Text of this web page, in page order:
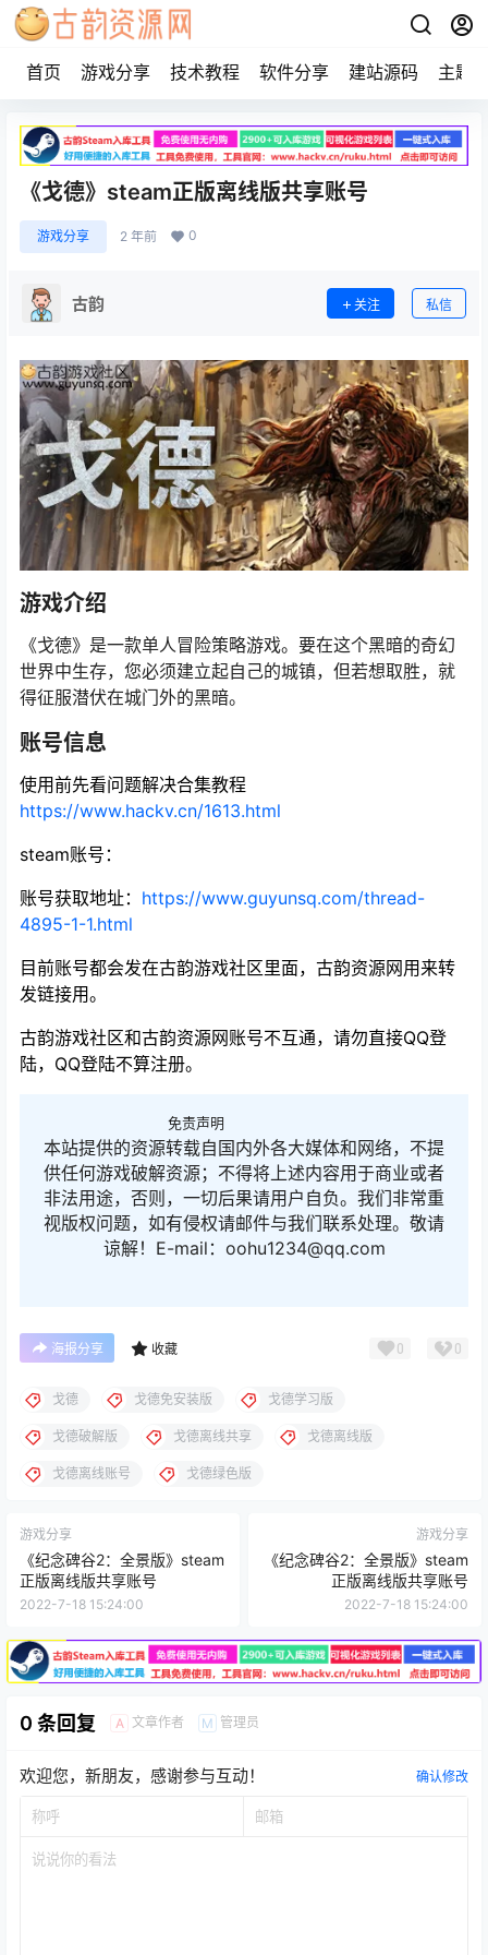
首页 游戏分享 技术教程 软件分享 建站源码 主题
《戈德》steam正版离线版共享账号
游戏分享 2 年前 0
古韵 关注 私信
游戏介绍
《戈德》是一款单人冒险策略游戏。要在这个黑暗的奇幻
世界中生存，您必须建立起自己的城镇，但若想取胜，就
得征服潜伏在城门外的黑暗。
账号信息
使用前先看问题解决合集教程
https://www.hackv.cn/1613.html
steam账号：
账号获取地址： https://www.guyunsq.com/thread-
4895-1-1.html
目前账号都会发在古韵游戏社区里面，古韵资源网用来转
发链接用。
古韵游戏社区和古韵资源网账号不互通，请勿直接QQ登
陆，QQ登陆不算注册。
免责声明
本站提供的资源转载自国内外各大媒体和网络，不提
供任何游戏破解资源；不得将上述内容用于商业或者
非法用途，否则，一切后果请用户自负。我们非常重
视版权问题，如有侵权请邮件与我们联系处理。敬请
谅解！E-mail：oohu1234@qq.com
海报分享 收藏 0 0
戈德 戈德免安装版 戈德学习版
戈德破解版 戈德离线共享 戈德离线版
戈德离线账号 戈德绿色版
游戏分享
《纪念碑谷2：全景版》steam
正版离线版共享账号
2022-7-18 15:24:00
游戏分享
《纪念碑谷2：全景版》steam
正版离线版共享账号
2022-7-18 15:24:00
0 条回复 A 文章作者 M 管理员
欢迎您，新朋友，感谢参与互动！ 确认修改